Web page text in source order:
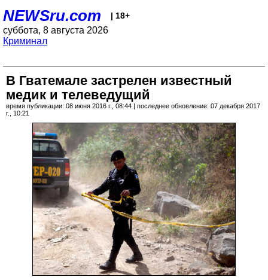
NEWSru.com | 18+
суббота, 8 августа 2026
Криминал
В Гватемале застрелен известный
медик и телеведущий
время публикации: 08 июня 2016 г., 08:44 | последнее обновление: 07 декабря 2017
г., 10:21